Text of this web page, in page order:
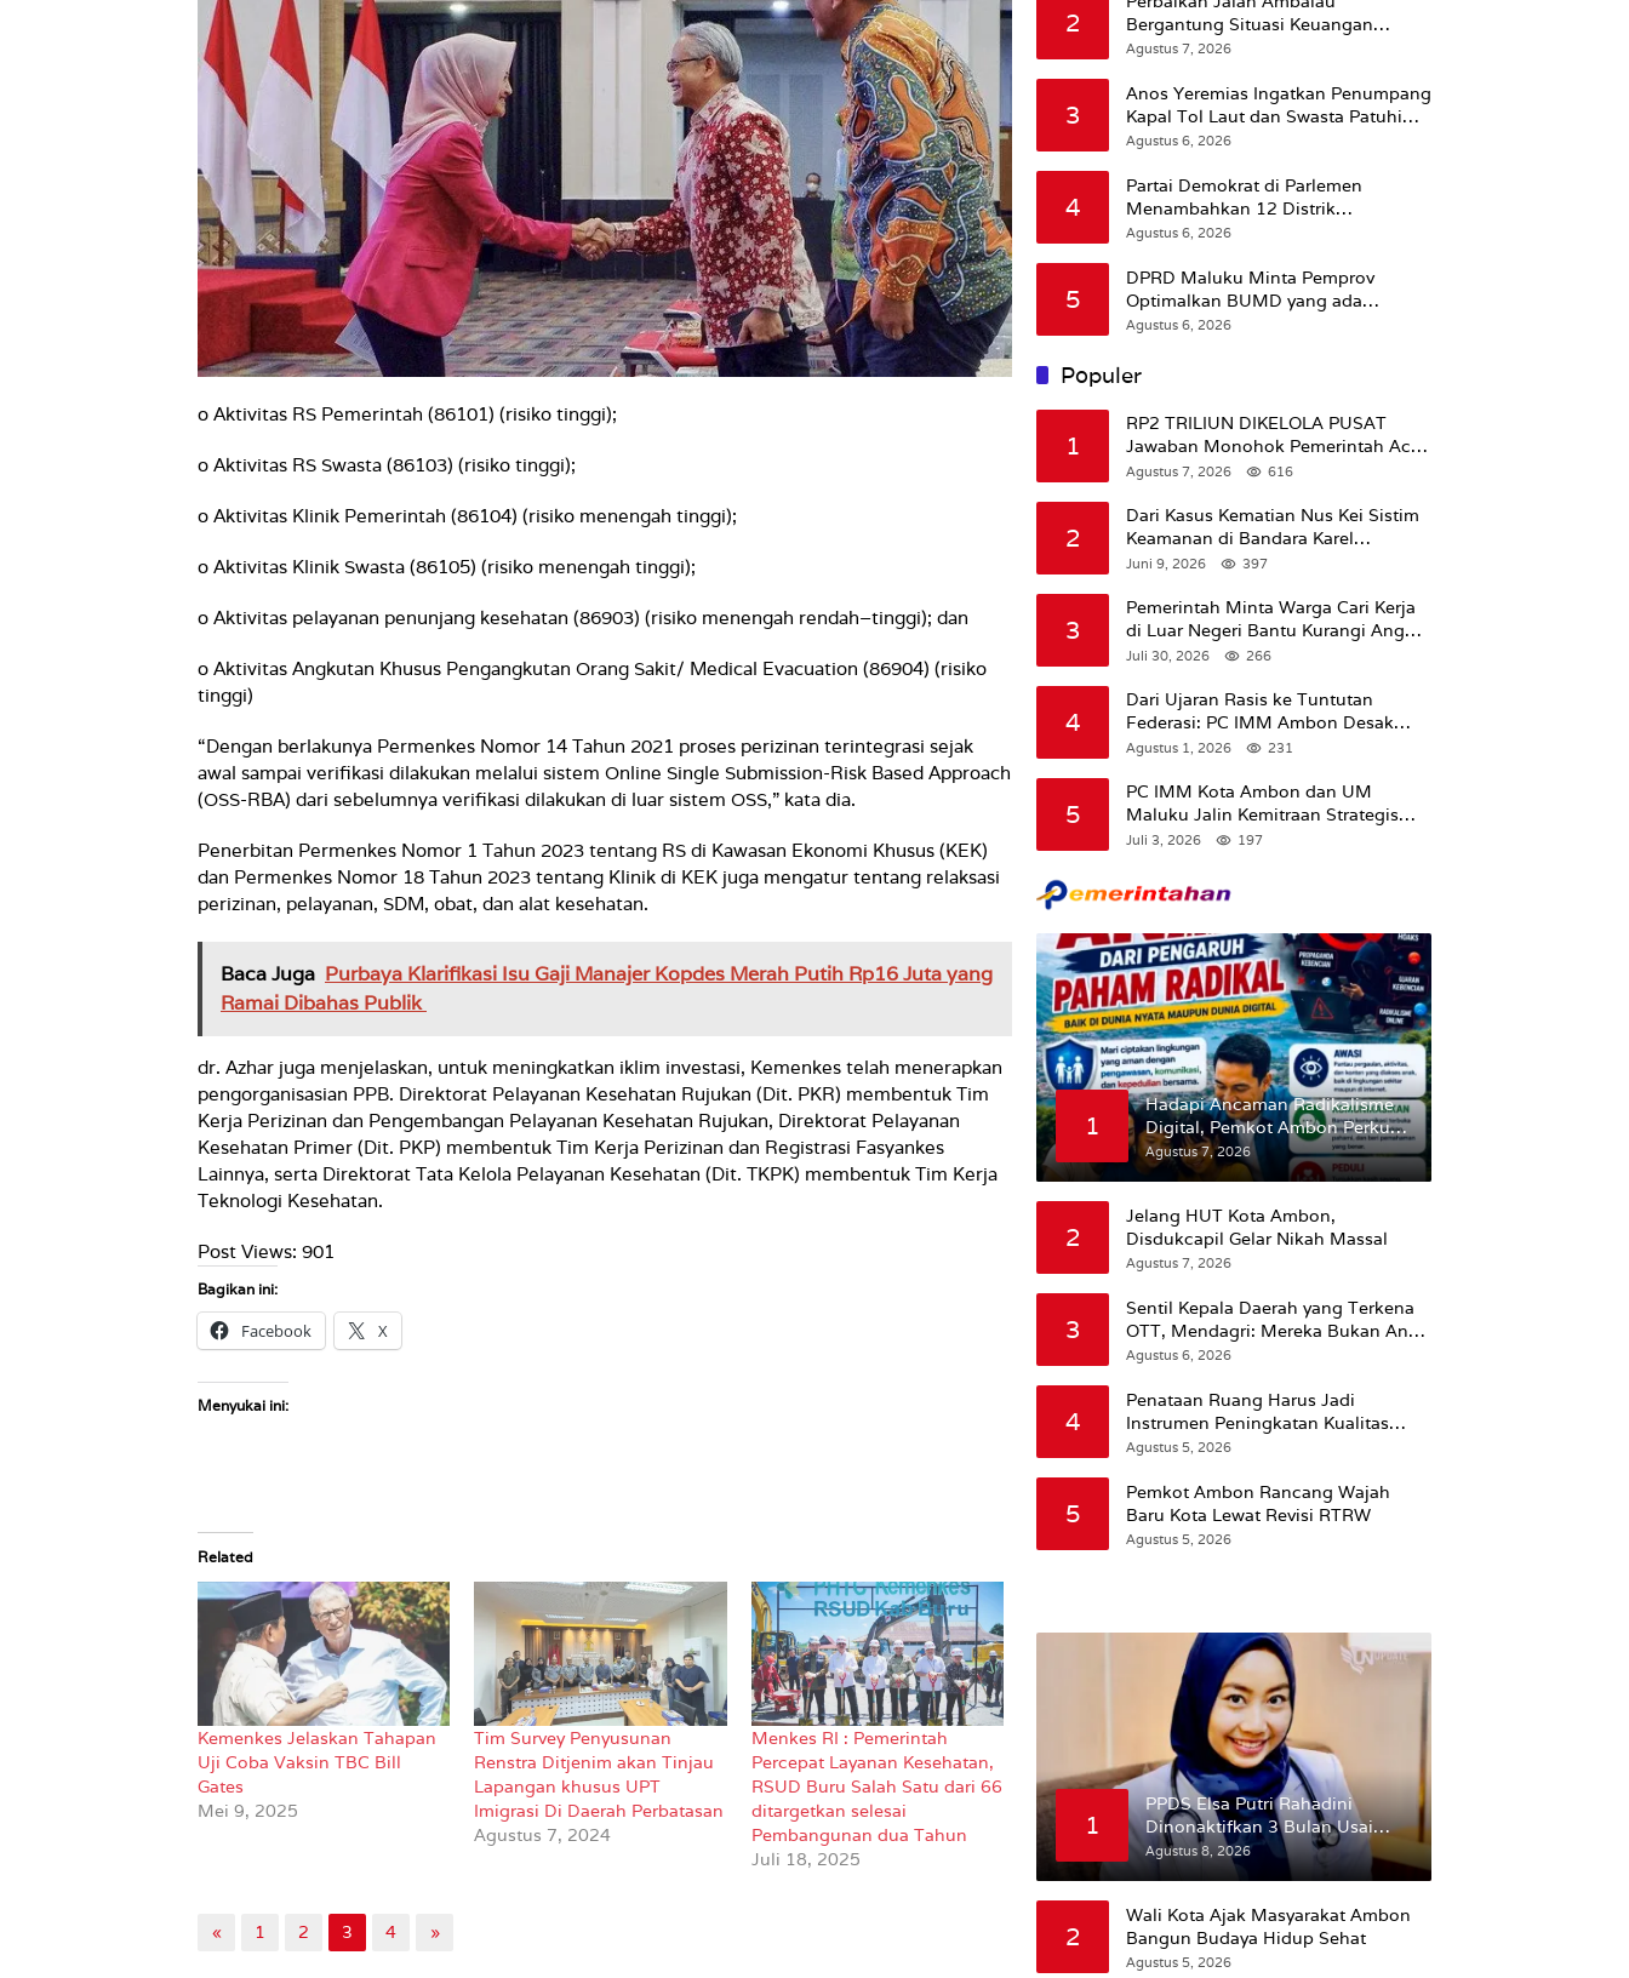
o Aktivitas RS Pemerintah (86101) (risiko tinggi);
o Aktivitas RS Swasta (86103) (risiko tinggi);
o Aktivitas Klinik Pemerintah (86104) (risiko menengah tinggi);
o Aktivitas Klinik Swasta (86105) (risiko menengah tinggi);
o Aktivitas pelayanan penunjang kesehatan (86903) (risiko menengah rendah–tinggi); dan
o Aktivitas Angkutan Khusus Pengangkutan Orang Sakit/ Medical Evacuation (86904) (risiko
tinggi)
“Dengan berlakunya Permenkes Nomor 14 Tahun 2021 proses perizinan terintegrasi sejak
awal sampai verifikasi dilakukan melalui sistem Online Single Submission-Risk Based Approach
(OSS-RBA) dari sebelumnya verifikasi dilakukan di luar sistem OSS,” kata dia.
Penerbitan Permenkes Nomor 1 Tahun 2023 tentang RS di Kawasan Ekonomi Khusus (KEK)
dan Permenkes Nomor 18 Tahun 2023 tentang Klinik di KEK juga mengatur tentang relaksasi
perizinan, pelayanan, SDM, obat, dan alat kesehatan.
Baca Juga Purbaya Klarifikasi Isu Gaji Manajer Kopdes Merah Putih Rp16 Juta yang
Ramai Dibahas Publik
dr. Azhar juga menjelaskan, untuk meningkatkan iklim investasi, Kemenkes telah menerapkan
pengorganisasian PPB. Direktorat Pelayanan Kesehatan Rujukan (Dit. PKR) membentuk Tim
Kerja Perizinan dan Pengembangan Pelayanan Kesehatan Rujukan, Direktorat Pelayanan
Kesehatan Primer (Dit. PKP) membentuk Tim Kerja Perizinan dan Registrasi Fasyankes
Lainnya, serta Direktorat Tata Kelola Pelayanan Kesehatan (Dit. TKPK) membentuk Tim Kerja
Teknologi Kesehatan.
Post Views: 901
Bagikan ini:
Facebook X
Menyukai ini:
Related
Kemenkes Jelaskan Tahapan
Uji Coba Vaksin TBC Bill
Gates
Mei 9, 2025
Tim Survey Penyusunan
Renstra Ditjenim akan Tinjau
Lapangan khusus UPT
Imigrasi Di Daerah Perbatasan
Agustus 7, 2024
Menkes RI : Pemerintah
Percepat Layanan Kesehatan,
RSUD Buru Salah Satu dari 66
ditargetkan selesai
Pembangunan dua Tahun
Juli 18, 2025
« 1 2 3 4 »
2
Bergantung Situasi Keuangan
Pemprov Maluku
Agustus 7, 2026
3
Anos Yeremias Ingatkan Penumpang
Kapal Tol Laut dan Swasta Patuhi
Peringatan BMKG
Agustus 6, 2026
4
Partai Demokrat di Parlemen
Menambahkan 12 Distrik
Pendukung Trump
Agustus 6, 2026
5
DPRD Maluku Minta Pemprov
Optimalkan BUMD yang ada
Ketimbang Menambah Baru
Agustus 6, 2026
Populer
1
RP2 TRILIUN DIKELOLA PUSAT
Jawaban Monohok Pemerintah Aceh
Usai Disorot Mentan Amran Soal
Agustus 7, 2026 616
2
Dari Kasus Kematian Nus Kei Sistim
Keamanan di Bandara Karel
Sadsuitubun Langgur
Juni 9, 2026 397
3
Pemerintah Minta Warga Cari Kerja
di Luar Negeri Bantu Kurangi Angka
Pengangguran
Juli 30, 2026 266
4
Dari Ujaran Rasis ke Tuntutan
Federasi: PC IMM Ambon Desak
Klarifikasi Presiden dan Imbau
Putih Di Maluku.
Agustus 1, 2026 231
5
PC IMM Kota Ambon dan UM
Maluku Jalin Kemitraan Strategis
untuk Cetak Kader Pencerah Bangsa
Kampus”
Juli 3, 2026 197
1
Hadapi Ancaman Radikalisme
Digital, Pemkot Ambon Perkuat
Peran Keluarga
Agustus 7, 2026
2
Jelang HUT Kota Ambon,
Disdukcapil Gelar Nikah Massal
Agustus 7, 2026
3
Sentil Kepala Daerah yang Terkena
OTT, Mendagri: Mereka Bukan Anak
Kemarin Sore
Agustus 6, 2026
4
Penataan Ruang Harus Jadi
Instrumen Peningkatan Kualitas
Hidup Masyarakat, Wattimena:
Susun RDTR Sebagai Dasar Hukum
Agustus 5, 2026
5
Pemkot Ambon Rancang Wajah
Baru Kota Lewat Revisi RTRW
Agustus 5, 2026
1
PPDS Elsa Putri Rahadini
Dinonaktifkan 3 Bulan Usai
Komentar yang Dinilai
Nirempati ke Pasien BPJS
Agustus 8, 2026
2
Wali Kota Ajak Masyarakat Ambon
Bangun Budaya Hidup Sehat
Agustus 5, 2026